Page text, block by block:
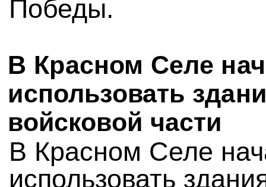
Победы.
В Красном Селе
использовать
войсковой части
В Красном Селе
использовать